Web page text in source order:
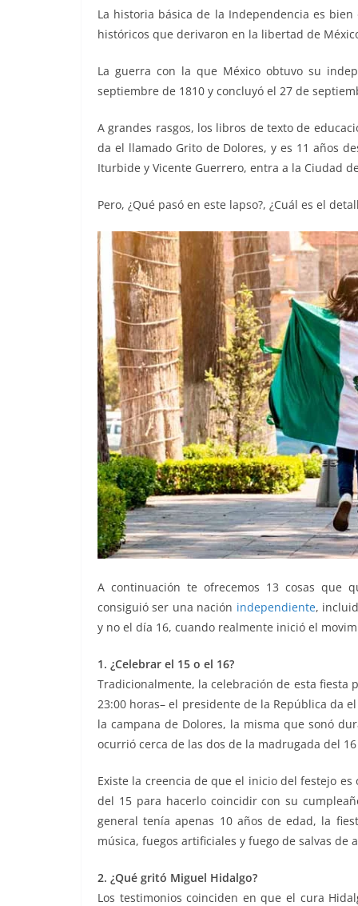
o
o
k
p
p
g
er
m tir
La historia básica de la Independencia es
históricos que derivaron en la libertad de
La guerra con la que México obtuvo su
septiembre de 1810 y concluyó el 27 de
A grandes rasgos, los libros de texto de
da el llamado Grito de Dolores, y es 11 años
Iturbide y Vicente Guerrero, entra a la Ciudad
Pero, ¿Qué pasó en este lapso?, ¿Cuál es el
A continuación te ofrecemos 13 cosas que
consiguió ser una nación independiente,
y no el día 16, cuando realmente inició el
1. ¿Celebrar el 15 o el 16?
Tradicionalmente, la celebración de esta fiesta
23:00 horas– el presidente de la República da
la campana de Dolores, la misma que sonó
ocurrió cerca de las dos de la madrugada del
Existe la creencia de que el inicio del festejo
del 15 para hacerlo coincidir con su
general tenía apenas 10 años de edad, la
música, fuegos artificiales y fuego de salvas de
2. ¿Qué gritó Miguel Hidalgo?
Los testimonios coinciden en que el cura